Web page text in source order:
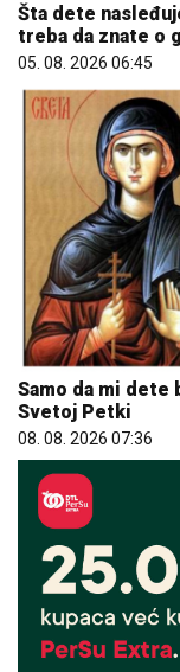
Šta dete
treba da znate o
05. 08. 2026 06:45
Samo da mi dete
Svetoj Petki
08. 08. 2026 07:36